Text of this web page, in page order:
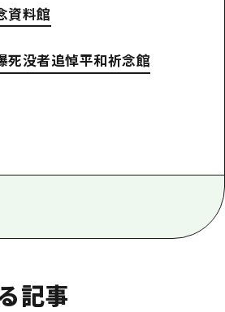
資料館
死没者追悼平和祈念館
記事